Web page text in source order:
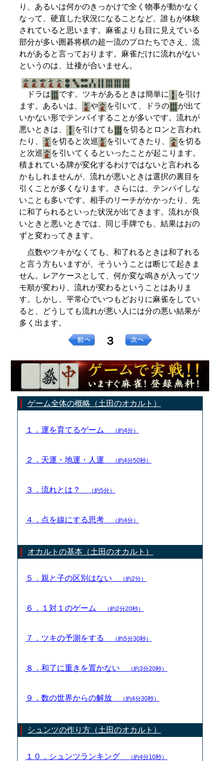
り、あるいは何かのきっかけで全く物事が動かなく
なって、硬直した状況になることなど、誰もが体験
されていると思います。麻雀よりも目に見えている
部分が多い囲碁将棋の超一流のプロたちでさえ、流
れがあると言っております。麻雀だけに流れがない
というのは、辻褄が合いません。
ドラは です。ツキがあるときは簡単に
を引け
ます。あるいは、
や を引いて、ドラの
が出て
いかない形でテンパイすることが多いです。流れが
悪いときは、
を引けても
を切るとロンと言われ
たり、
を切ると次巡 を引いてきたり、
を切る
と次巡
を引いてくるといったことが起こります。
積まれている牌が変化するわけではないと言われる
かもしれませんが、流れが悪いときは選択の裏目を
引くことが多くなります。さらには、テンパイしな
いことも多いです。相手のリーチがかかったり、先
に和了られるといった状況が出てきます。流れが良
いときと悪いときでは、同じ手牌でも、結果はおの
ずと変わってきます。
点数やツキがなくても、和了れるときは和了れる
と言う方もいますが、そういうことは断じて起きま
せん。レアケースとして、何か変な鳴きが入ってツ
モ順が変わり、流れが変わるということはありま
す。しかし、平常心でいつもどおりに麻雀をしてい
ると、どうしても流れが悪い人には分の悪い結果が
多く出ます。
３
ゲーム全体の概略（土田のオカルト）
１．運を育てるゲーム （約4分）
２．天運・地運・人運 （約4分50秒）
３．流れとは？ （約5分）
４．点を線にする思考 （約4分）
オカルトの基本（土田のオカルト）
５．親と子の区別はない （約2分）
６．１対１のゲーム （約2分20秒）
７．ツキの予測をする （約5分30秒）
８．和了に重きを置かない （約3分20秒）
９．数の世界からの解放 （約4分30秒）
シュンツの作り方（土田のオカルト）
１０．シュンツランキング （約4分10秒）